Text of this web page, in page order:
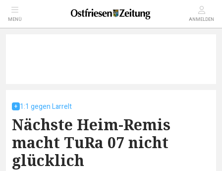
MENÜ ANMELDEN
1:1 gegen Larrelt
Nächste Heim-Remis
macht TuRa 07 nicht
glücklich